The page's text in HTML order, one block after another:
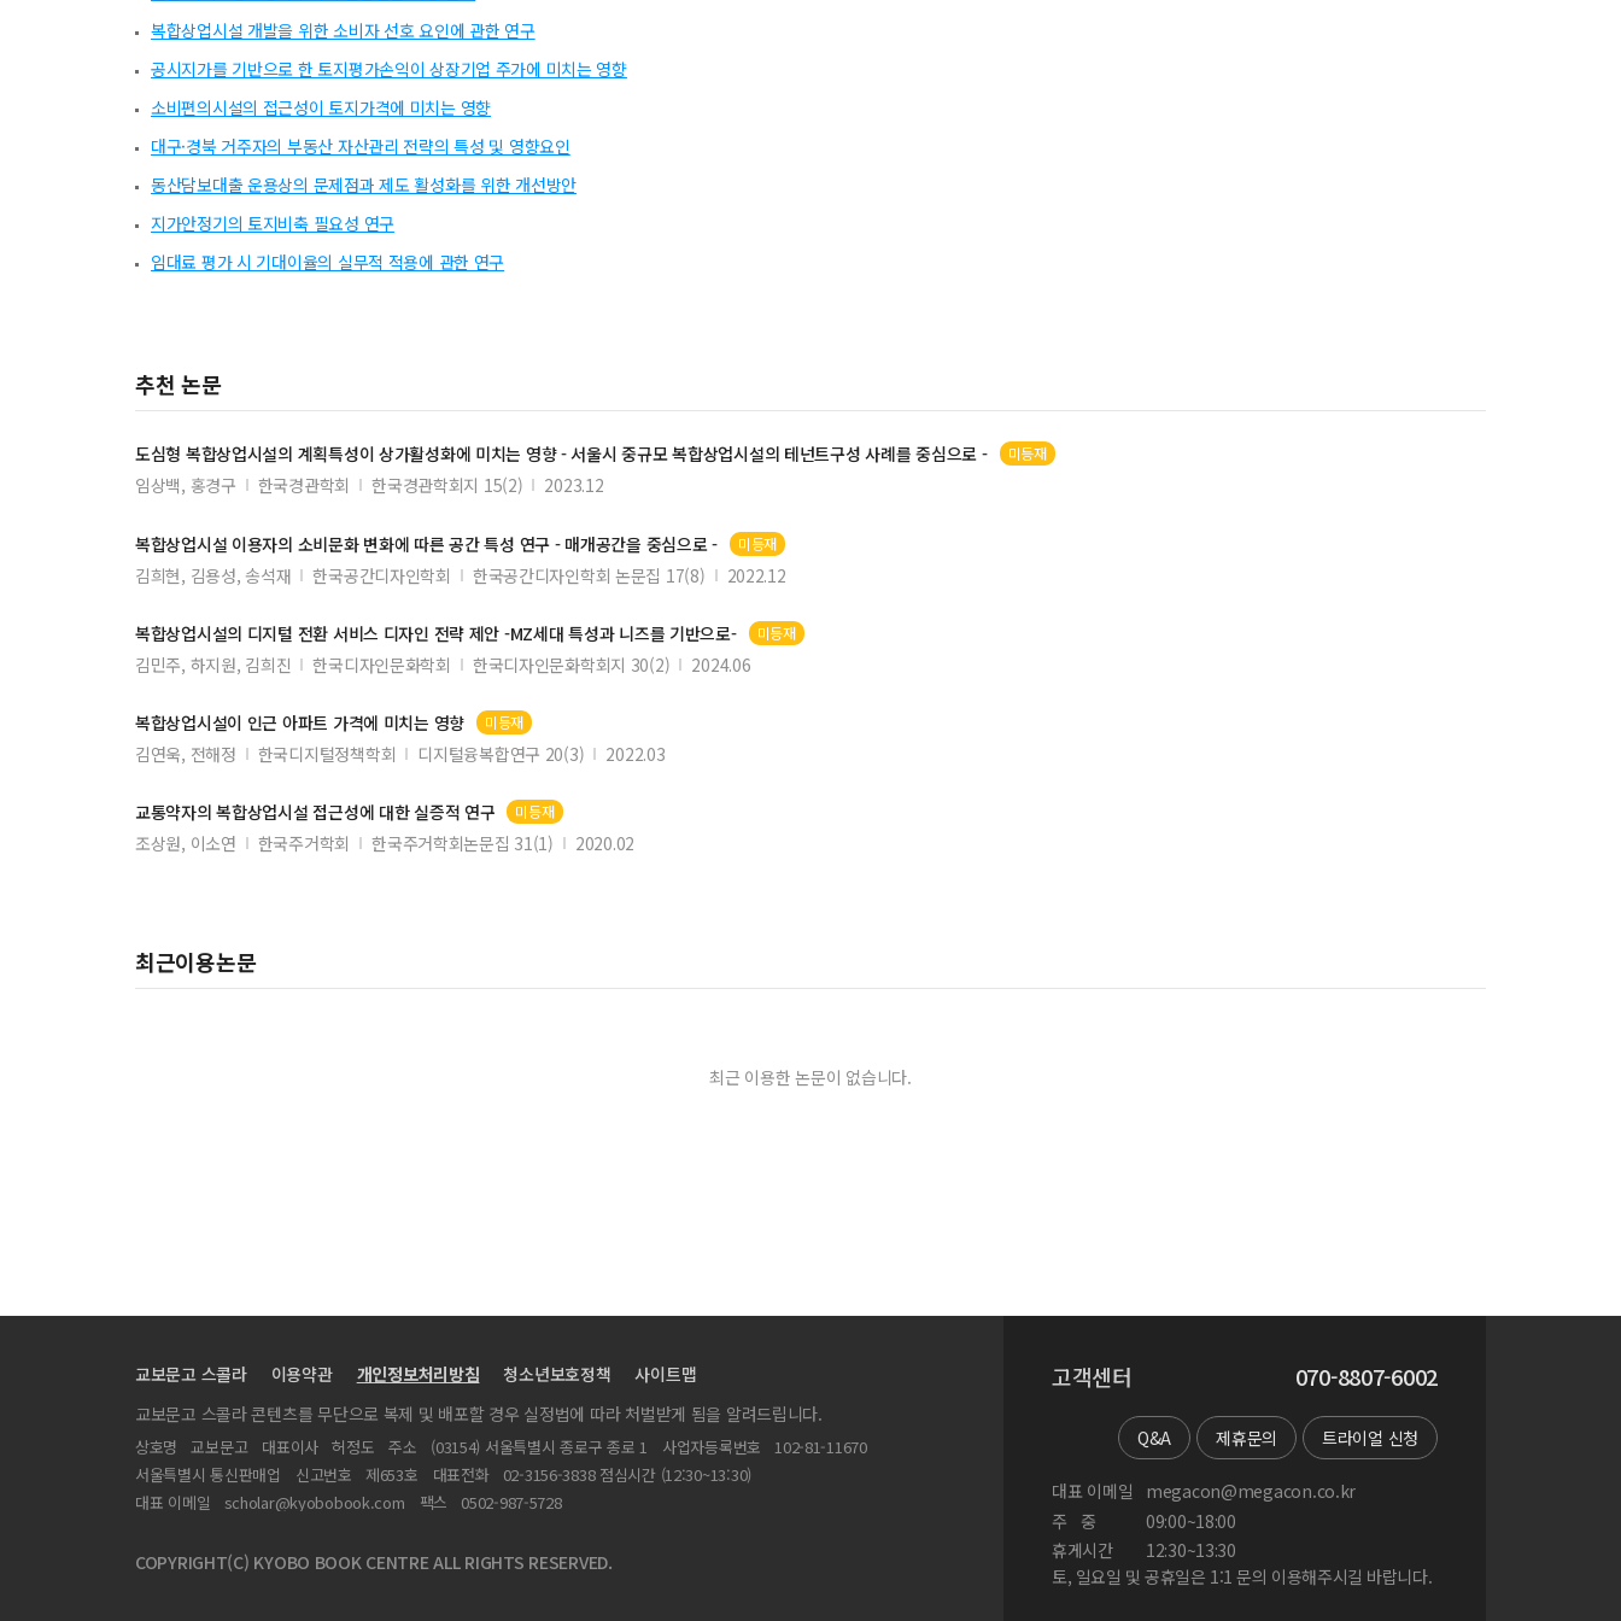
복합상업시설 개발을 위한 소비자 선호 요인에 관한 연구
공시지가를 기반으로 한 토지평가손익이 상장기업 주가에 미치는 영향
소비편의시설의 접근성이 토지가격에 미치는 영향
대구·경북 거주자의 부동산 자산관리 전략의 특성 및 영향요인
동산담보대출 운용상의 문제점과 제도 활성화를 위한 개선방안
지가안정기의 토지비축 필요성 연구
임대료 평가 시 기대이율의 실무적 적용에 관한 연구
추천 논문
도심형 복합상업시설의 계획특성이 상가활성화에 미치는 영향 - 서울시 중규모복합상업시설의 테넌트구성 사례를 중심으로 - 미등재
임상백, 홍경구 한국경관학회 한국경관학회지 15(2) 2023.12
복합상업시설 이용자의 소비문화 변화에 따른 공간 특성 연구 - 매개공간을 중심으로 - 미등재
김희현, 김용성, 송석재 한국공간디자인학회 한국공간디자인학회 논문집 17(8) 2022.12
복합상업시설의 디지털 전환 서비스 디자인 전략 제안 -MZ세대 특성과 니즈를 기반으로- 미등재
김민주, 하지원, 김희진 한국디자인문화학회 한국디자인문화학회지 30(2) 2024.06
복합상업시설이 인근 아파트 가격에 미치는 영향 미등재
김연욱, 전해정 한국디지털정책학회 디지털융복합연구 20(3) 2022.03
교통약자의복합상업시설 접근성에 대한 실증적 연구 미등재
조상원, 이소연 한국주거학회 한국주거학회논문집 31(1) 2020.02
최근이용논문
최근 이용한 논문이 없습니다.
교보문고 스콜라 이용약관 개인정보처리방침 청소년보호정책
사이트맵
교보문고 스콜라 콘텐츠를 무단으로 복제 및 배포할 경우 실정법에 따라 처벌받게 됨을 알려드립니다.
상호명 교보문고 대표이사 허정도 주소 (03154) 서울특별시 종로구 종로 1 사업자등록번호
102-81-11670
서울특별시 통신판매업
신고번호 제653호 대표전화
02-3156-3838 점심시간 (12:30~13:30)
대표 이메일
scholar@kyobobook.com 팩스 0502-987-5728
COPYRIGHT(C) KYOBO BOOK CENTRE ALL RIGHTS RESERVED.
고객센터 070-8807-6002
Q&A 제휴문의 트라이얼 신청
대표 이메일
megacon@megacon.co.kr
주
중
09:00~18:00
휴게시간
12:30~13:30
토, 일요일 및 공휴일은 1:1 문의 이용해주시길 바랍니다.